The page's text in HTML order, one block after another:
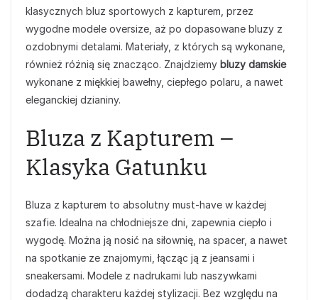
klasycznych bluz sportowych z kapturem, przez
wygodne modele oversize, aż po dopasowane bluzy z
ozdobnymi detalami. Materiały, z których są wykonane,
również różnią się znacząco. Znajdziemy bluzy damskie
wykonane z miękkiej bawełny, ciepłego polaru, a nawet
eleganckiej dzianiny.
Bluza z Kapturem –
Klasyka Gatunku
Bluza z kapturem to absolutny must-have w każdej
szafie. Idealna na chłodniejsze dni, zapewnia ciepło i
wygodę. Można ją nosić na siłownię, na spacer, a nawet
na spotkanie ze znajomymi, łącząc ją z jeansami i
sneakersami. Modele z nadrukami lub naszywkami
dodadzą charakteru każdej stylizacji. Bez względu na